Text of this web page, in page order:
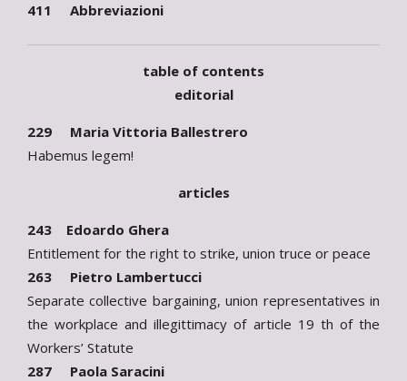
411 Abbreviazioni
table of contents
editorial
229 Maria Vittoria Ballestrero
Habemus legem!
articles
243 Edoardo Ghera
Entitlement for the right to strike, union truce or peace
263 Pietro Lambertucci
Separate collective bargaining, union representatives in
the workplace and illegittimacy of article 19 th of the
Workers’ Statute
287 Paola Saracini